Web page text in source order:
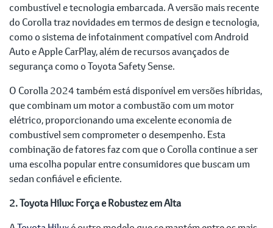
combustível e tecnologia embarcada. A versão mais recente
do Corolla traz novidades em termos de design e tecnologia,
como o sistema de infotainment compatível com Android
Auto e Apple CarPlay, além de recursos avançados de
segurança como o Toyota Safety Sense.
O Corolla 2024 também está disponível em versões híbridas,
que combinam um motor a combustão com um motor
elétrico, proporcionando uma excelente economia de
combustível sem comprometer o desempenho. Esta
combinação de fatores faz com que o Corolla continue a ser
uma escolha popular entre consumidores que buscam um
sedan confiável e eficiente.
2. Toyota Hilux: Força e Robustez em Alta